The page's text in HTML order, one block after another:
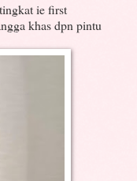
ie first
khas dpn pintu